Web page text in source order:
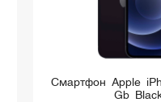
Смартфон Apple
Gb